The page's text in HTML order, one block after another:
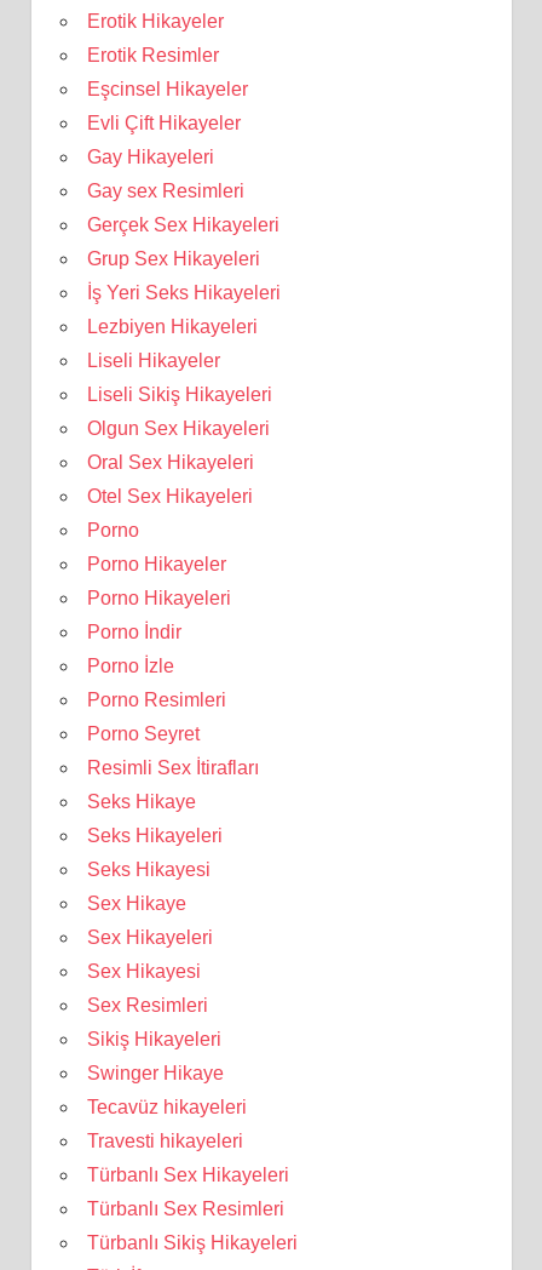
Erotik Hikayeler
Erotik Resimler
Eşcinsel Hikayeler
Evli Çift Hikayeler
Gay Hikayeleri
Gay sex Resimleri
Gerçek Sex Hikayeleri
Grup Sex Hikayeleri
İş Yeri Seks Hikayeleri
Lezbiyen Hikayeleri
Liseli Hikayeler
Liseli Sikiş Hikayeleri
Olgun Sex Hikayeleri
Oral Sex Hikayeleri
Otel Sex Hikayeleri
Porno
Porno Hikayeler
Porno Hikayeleri
Porno İndir
Porno İzle
Porno Resimleri
Porno Seyret
Resimli Sex İtirafları
Seks Hikaye
Seks Hikayeleri
Seks Hikayesi
Sex Hikaye
Sex Hikayeleri
Sex Hikayesi
Sex Resimleri
Sikiş Hikayeleri
Swinger Hikaye
Tecavüz hikayeleri
Travesti hikayeleri
Türbanlı Sex Hikayeleri
Türbanlı Sex Resimleri
Türbanlı Sikiş Hikayeleri